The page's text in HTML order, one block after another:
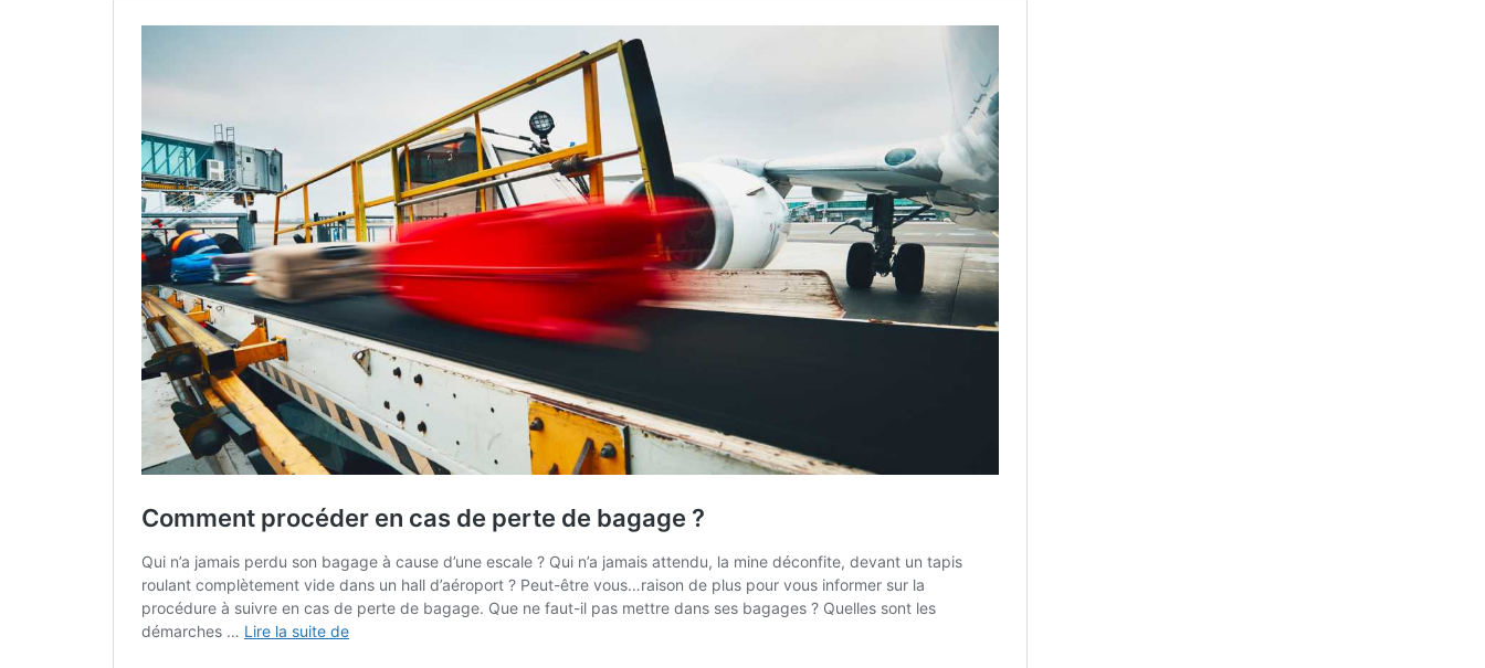
Tous les voyageurs vous le diront : en voyage, le sac à dos c’est sacré ! C’est
simple, vous avez toute votre vie dedans : vos vêtements, vos supers
chaussures de rando, votre duvet pouvant résister jusqu’à -30° C au cas où,
vos premiers souvenirs de voyage, le bel appareil photo que vos amis vous
ont offert avant le départ… Bref vous y tenez comme à la prunelle de nos yeux
!
Mais en voyage, malheureusement, un vol des bagages est vite arrivé…
Bonne nouvelle ! Notre contratCap Aventurecouvre vos bagages pendant
toute la durée de votre séjour (et non seulement lorsqu’ils sont confiés aux
transporteurs). Ça ne vous rendra pas vos affaires mais ça vous aidera à
continuer votre voyage.
Conseils et astuces pour prendre soin de vos bagages en voyage
Avant le départ, la préparation des bagages
Sur place, ce qu’il faut faire avec ses bagages
Quelques exemples de la couverture de vos bagages avec l’assurance Cap Aventure